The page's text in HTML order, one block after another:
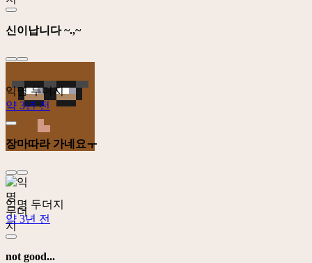
신이납니다 ~.,~
익명 두더지
약 3년 전
장마따라 가네요ㅜ
익명 두더지
약 3년 전
not good...